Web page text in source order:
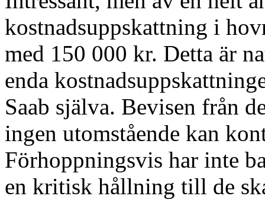
kostnadsuppskattning i
med 150 000 kr. Detta är
enda
Saab själva. Bevisen från
ingen utomstående kan
Förhoppningsvis har inte
en kritisk hållning till de